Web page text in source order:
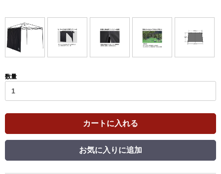
数量
カートに入れる
お気に入りに追加